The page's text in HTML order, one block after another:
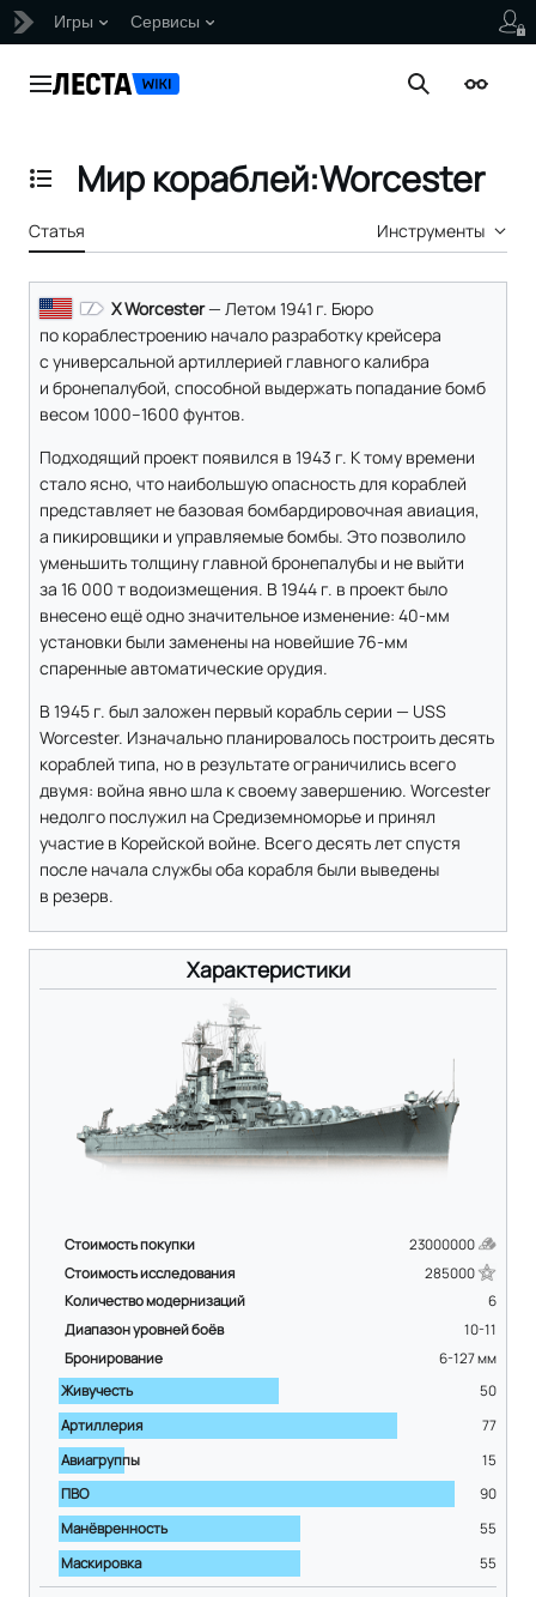
Игры Сервисы
Главное меню Поиск
Отобразить/Скрыть содержание
Мир кораблей:Worcester
Статья Инструменты
X Worcester— Летом 1941 г. Бюро
по кораблестроению начало разработку крейсера
с универсальной артиллерией главного калибра
и бронепалубой, способной выдержать попадание бомб
весом 1000–1600 фунтов.
Подходящий проект появился в 1943 г. К тому времени
стало ясно, что наибольшую опасность для кораблей
представляет не базовая бомбардировочная авиация,
а пикировщики и управляемые бомбы. Это позволило
уменьшить толщину главной бронепалубы и не выйти
за 16 000 т водоизмещения. В 1944 г. в проект было
внесено ещё одно значительное изменение: 40-мм
установки были заменены на новейшие 76-мм
спаренные автоматические орудия.
В 1945 г. был заложен первый корабль серии — USS
Worcester. Изначально планировалось построить десять
кораблей типа, но в результате ограничились всего
двумя: война явно шла к своему завершению. Worcester
недолго послужил на Средиземноморье и принял
участие в Корейской войне. Всего десять лет спустя
после начала службы оба корабля были выведены
в резерв.
Характеристики
Стоимость покупки
23000000
Стоимость исследования
285000
Количество модернизаций
6
Диапазон уровней боёв
10-11
Бронирование
6-127мм
Живучесть
50
Артиллерия
77
Авиагруппы
15
ПВО
90
Манёвренность
55
Маскировка
55